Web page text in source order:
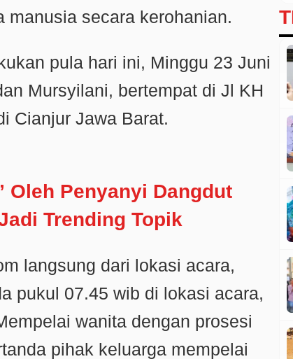
manusia secara kerohanian.
pula hari ini, Minggu 23 Juni
Mursyilani, bertempat di Jl KH
Cianjur Jawa Barat.
Oleh Penyanyi Dangdut
Trending Topik
langsung dari lokasi acara,
pukul 07.45 wib di lokasi acara,
wanita dengan prosesi
pihak keluarga mempelai